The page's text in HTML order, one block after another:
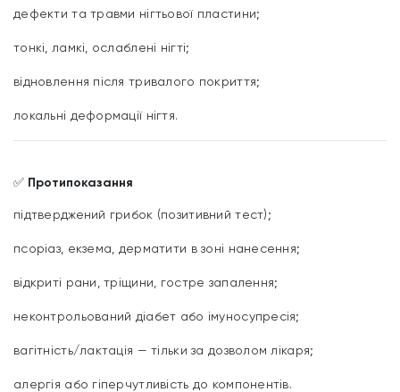
дефекти та травми нігтьової пластини;
тонкі, ламкі, ослаблені нігті;
відновлення після тривалого покриття;
локальні деформації нігтя.
✅ Протипоказання
підтверджений грибок (позитивний тест);
псоріаз, екзема, дерматити в зоні нанесення;
відкриті рани, тріщини, гостре запалення;
неконтрольований діабет або імуносупресія;
вагітність/лактація — тільки за дозволом лікаря;
алергія або гіперчутливість до компонентів.